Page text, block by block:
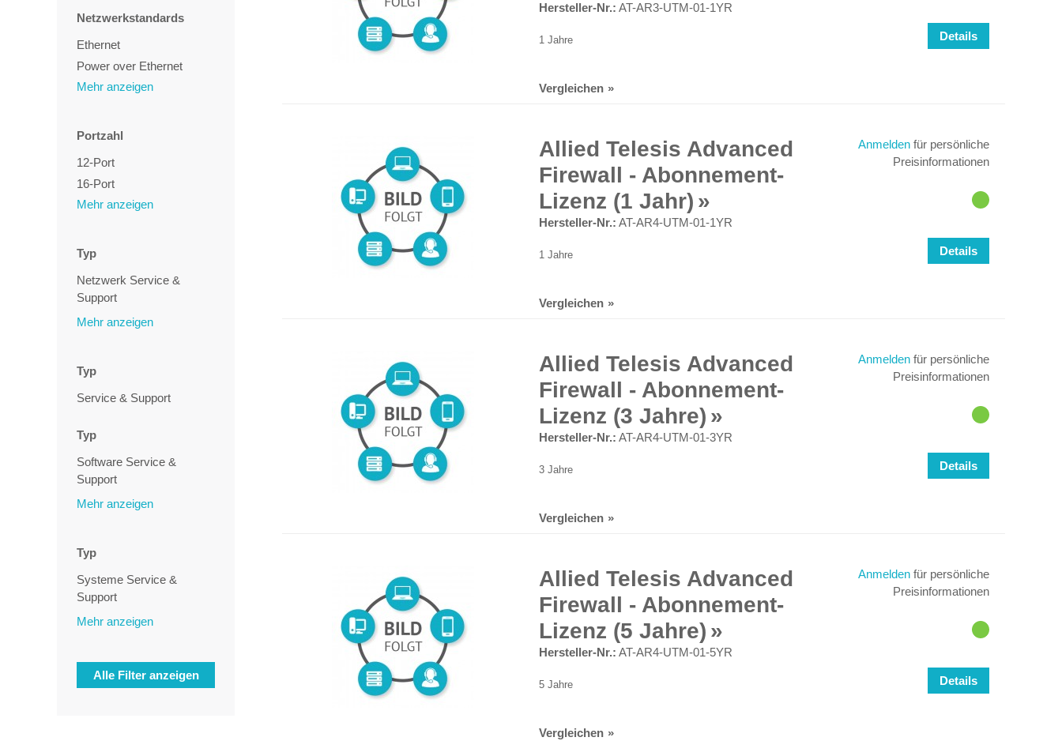
Netzwerkstandards
Ethernet
Power over Ethernet
WLAN
Mehr anzeigen
Portzahl
12-Port
16-Port
2-Port
32-Port
40-Port
8-Port
Mehr anzeigen
Typ
Netzwerk Service &
Support
Mehr anzeigen
Typ
Service & Support
Typ
Software Service &
Support
Mehr anzeigen
Typ
Systeme Service &
Support
Mehr anzeigen
Alle Filter anzeigen
Hersteller-Nr.: AT-AR3-UTM-01-1YR
Details
1 Jahre
Vergleichen
Allied Telesis Advanced
Firewall - Abonnement-
Lizenz (1 Jahr)
Hersteller-Nr.: AT-AR4-UTM-01-1YR
Anmelden für persönliche
Preisinformationen
Details
1 Jahre
Vergleichen
Allied Telesis Advanced
Firewall - Abonnement-
Lizenz (3 Jahre)
Hersteller-Nr.: AT-AR4-UTM-01-3YR
Anmelden für persönliche
Preisinformationen
Details
3 Jahre
Vergleichen
Allied Telesis Advanced
Firewall - Abonnement-
Lizenz (5 Jahre)
Hersteller-Nr.: AT-AR4-UTM-01-5YR
Anmelden für persönliche
Preisinformationen
Details
5 Jahre
Vergleichen